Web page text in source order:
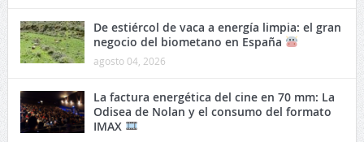
De estiércol de vaca a energía limpia: el gran
negocio del biometano en España
agosto 04, 2026
La factura energética del cine en 70 mm: La
Odisea de Nolan y el consumo del formato
IMAX